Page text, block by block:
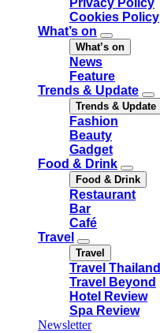
Privacy Policy
Cookies Policy
What’s on
What’s on
News
Feature
Trends & Update
Trends & Update
Fashion
Beauty
Gadget
Food & Drink
Food & Drink
Restaurant
Bar
Café
Travel
Travel
Travel Thailand
Travel Beyond
Hotel Review
Spa Review
Newsletter